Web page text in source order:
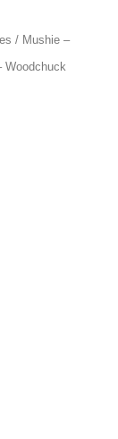
/ Mushie –
Woodchuck